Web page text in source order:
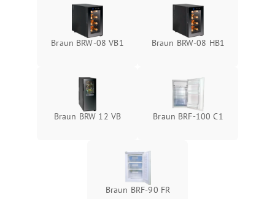
Braun BRW-08 VB1 Braun BRW-08 HB1
Braun BRW 12 VB Braun BRF-100 C1
Braun BRF-90 FR